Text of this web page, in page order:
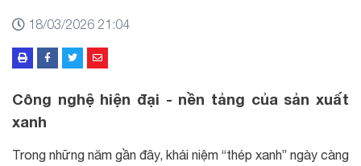
18/03/2026 21:04
Công nghệ hiện đại - nền tảng của sản xuất
xanh
Trong những năm gần đây, khái niệm “thép xanh” ngày càng